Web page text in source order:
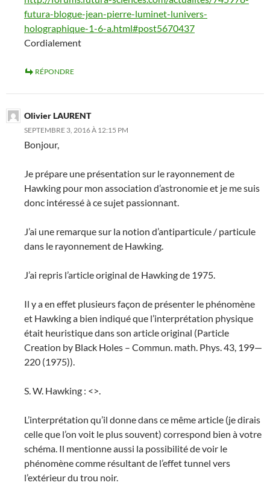
futura-blogue-jean-pierre-luminet-lunivers-
holographique-1-6-a.html#post5670437
Cordialement
RÉPONDRE
Olivier LAURENT
SEPTEMBRE 3, 2016 À 12:15 PM
Bonjour,
Je prépare une présentation sur le rayonnement de
Hawking pour mon association d’astronomie et je me suis
donc intéressé à ce sujet passionnant.
J’ai une remarque sur la notion d’antiparticule / particule
dans le rayonnement de Hawking.
J’ai repris l’article original de Hawking de 1975.
Il y a en effet plusieurs façon de présenter le phénomène
et Hawking a bien indiqué que l’interprétation physique
était heuristique dans son article original (Particle
Creation by Black Holes – Commun. math. Phys. 43, 199—
220 (1975)).
S. W. Hawking : <>.
L’interprétation qu’il donne dans ce même article (je dirais
celle que l’on voit le plus souvent) correspond bien à votre
schéma. Il mentionne aussi la possibilité de voir le
phénomène comme résultant de l’effet tunnel vers
l’extérieur du trou noir.